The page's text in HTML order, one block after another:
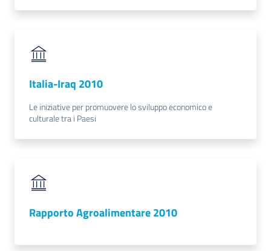
su
Italia-Iraq 2010
Le iniziative per promuovere lo sviluppo economico e
culturale tra i Paesi
Rapporto Agroalimentare 2010